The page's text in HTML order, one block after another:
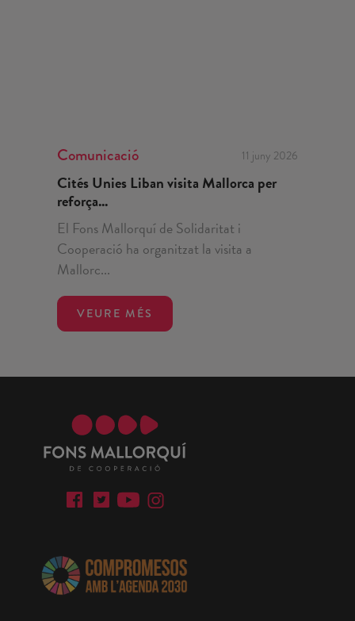
Comunicació 11 juny 2026
Cités Unies Liban visita Mallorca per
reforça...
El Fons Mallorquí de Solidaritat i
Cooperació ha organitzat la visita a
Mallorc...
VEURE MÉS